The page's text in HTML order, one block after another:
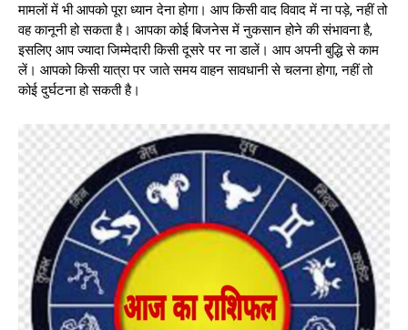
मामलों में भी आपको पूरा ध्यान देना होगा। आप किसी वाद विवाद में ना पड़े, नहीं तो
वह कानूनी हो सकता है। आपका कोई बिजनेस में नुकसान होने की संभावना है,
इसलिए आप ज्यादा जिम्मेदारी किसी दूसरे पर ना डालें। आप अपनी बुद्धि से काम
लें। आपको किसी यात्रा पर जाते समय वाहन सावधानी से चलना होगा, नहीं तो
कोई दुर्घटना हो सकती है।